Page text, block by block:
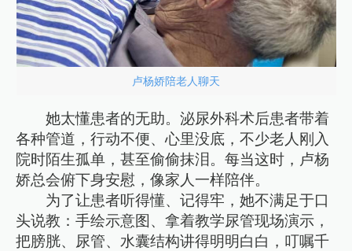
卢杨娇陪老人聊天
她太懂患者的无助。泌尿外科术后患者带着
各种管道，行动不便、心里没底，不少老人刚入
院时陌生孤单，甚至偷偷抹泪。每当这时，卢杨
娇总会俯下身安慰，像家人一样陪伴。
为了让患者听得懂、记得牢，她不满足于口
头说教：手绘示意图、拿着教学尿管现场演示，
把膀胱、尿管、水囊结构讲得明明白白，叮嘱千